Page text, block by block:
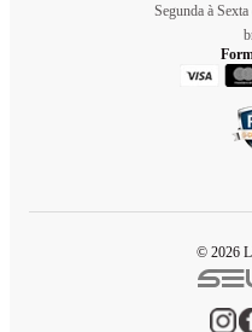
Segunda à
© 2026